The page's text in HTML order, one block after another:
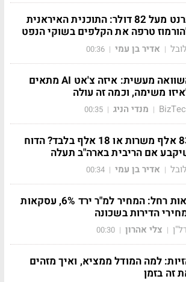
ברנט מעל 82 דולר: התוכנית האיראנית
טרפה את הקלפים בשוקי הנפט
| אדיר בן עמי |
00:36
השוואה מעשית: איזה צ'אט AI מתאים
משימה, וכמה זה עולה
| מנדי הניג |
00:35
83 אלף משרות או 18 אלף בלבד? הדוח
אם הריבית בארה"ב תעלה
| אדיר בן עמי |
00:34
נאות רחל: המחיר למ"ר ירד 6%, עסקאות
הדירות בשכונה
| צלי אהרון |
00:30
למה המודל ממציא, ואיך מזהים
זה בזמן